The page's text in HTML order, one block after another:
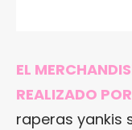
EL
REALIZADO
raperas yankis